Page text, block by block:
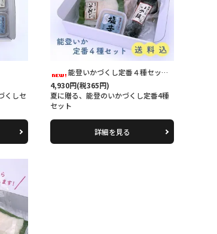
くしセ
能登いかづくし定番４種セット【送料込】
4,930円(税365円)
夏に贈る、能登のいかづくし定番4種
セット
詳細を見る